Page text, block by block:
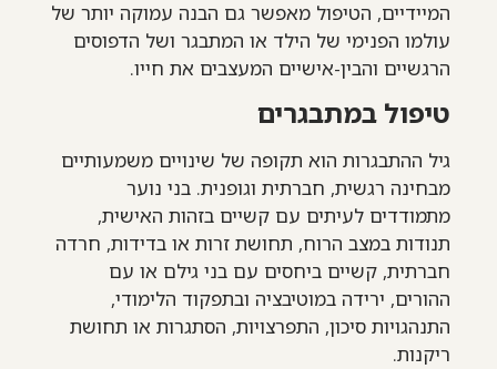
המיידיים, הטיפול מאפשר גם הבנה עמוקה יותר של
עולמו הפנימי של הילד או המתבגר ושל הדפוסים
הרגשיים והבין-אישיים המעצבים את חייו.
טיפול במתבגרים
גיל ההתבגרות הוא תקופה של שינויים משמעותיים
מבחינה רגשית, חברתית וגופנית. בני נוער
מתמודדים לעיתים עם קשיים בזהות האישית,
תנודות במצב הרוח, תחושת זרות או בדידות, חרדה
חברתית, קשיים ביחסים עם בני גילם או עם
ההורים, ירידה במוטיבציה ובתפקוד הלימודי,
התנהגויות סיכון, התפרצויות, הסתגרות או תחושת
ריקנות.